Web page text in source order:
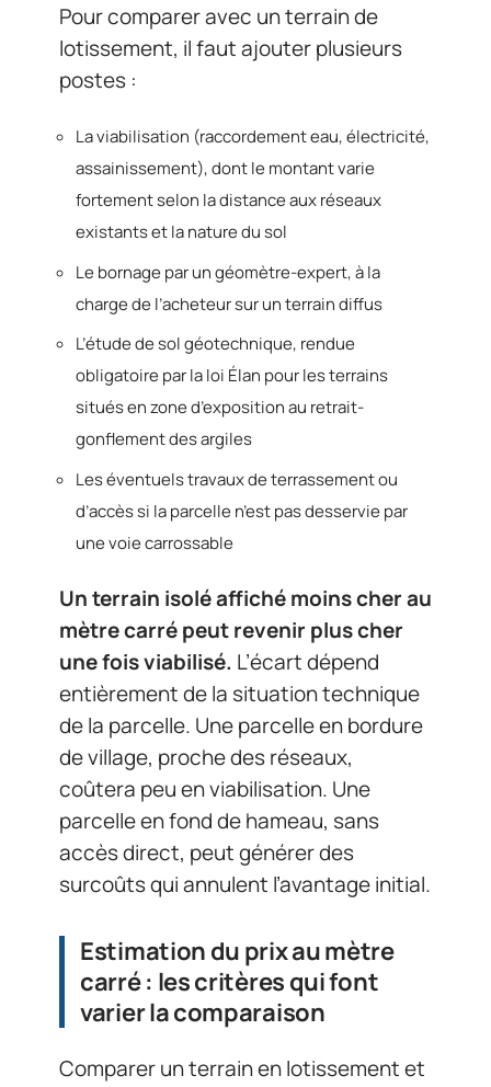
Pour comparer avec un terrain de
lotissement, il faut ajouter plusieurs
postes :
La viabilisation (raccordement eau, électricité,
assainissement), dont le montant varie
fortement selon la distance aux réseaux
existants et la nature du sol
Le bornage par un géomètre-expert, à la
charge de l’acheteur sur un terrain diffus
L’étude de sol géotechnique, rendue
obligatoire par la loi Élan pour les terrains
situés en zone d’exposition au retrait-
gonflement des argiles
Les éventuels travaux de terrassement ou
d’accès si la parcelle n’est pas desservie par
une voie carrossable
Un terrain isolé affiché moins cher au
mètre carré peut revenir plus cher
une fois viabilisé. L’écart dépend
entièrement de la situation technique
de la parcelle. Une parcelle en bordure
de village, proche des réseaux,
coûtera peu en viabilisation. Une
parcelle en fond de hameau, sans
accès direct, peut générer des
surcoûts qui annulent l’avantage initial.
Estimation du prix au mètre
carré : les critères qui font
varier la comparaison
Comparer un terrain en lotissement et